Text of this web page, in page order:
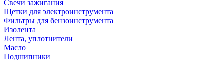
Свечи зажигания
Щетки для электроинструмента
Фильтры для бензоинструмента
Изолента
Лента, уплотнители
Масло
Подшипники